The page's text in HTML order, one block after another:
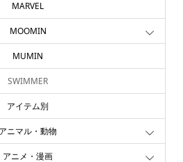
MOOMIN
MUMIN
SWIMMER
アイテム別
ニマル・動物
アニメ・漫画